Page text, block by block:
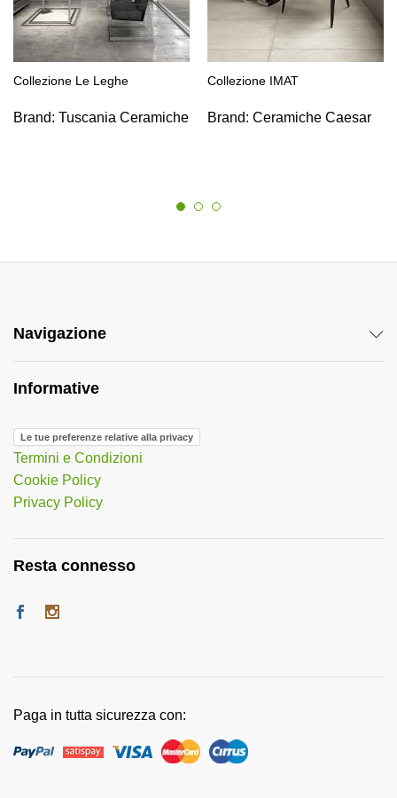
Collezione Le Leghe
Brand: Tuscania Ceramiche
Collezione IMAT
Brand: Ceramiche Caesar
Navigazione
Informative
Le tue preferenze relative alla privacy
Termini e Condizioni
Cookie Policy
Privacy Policy
Resta connesso
Paga in tutta sicurezza con: